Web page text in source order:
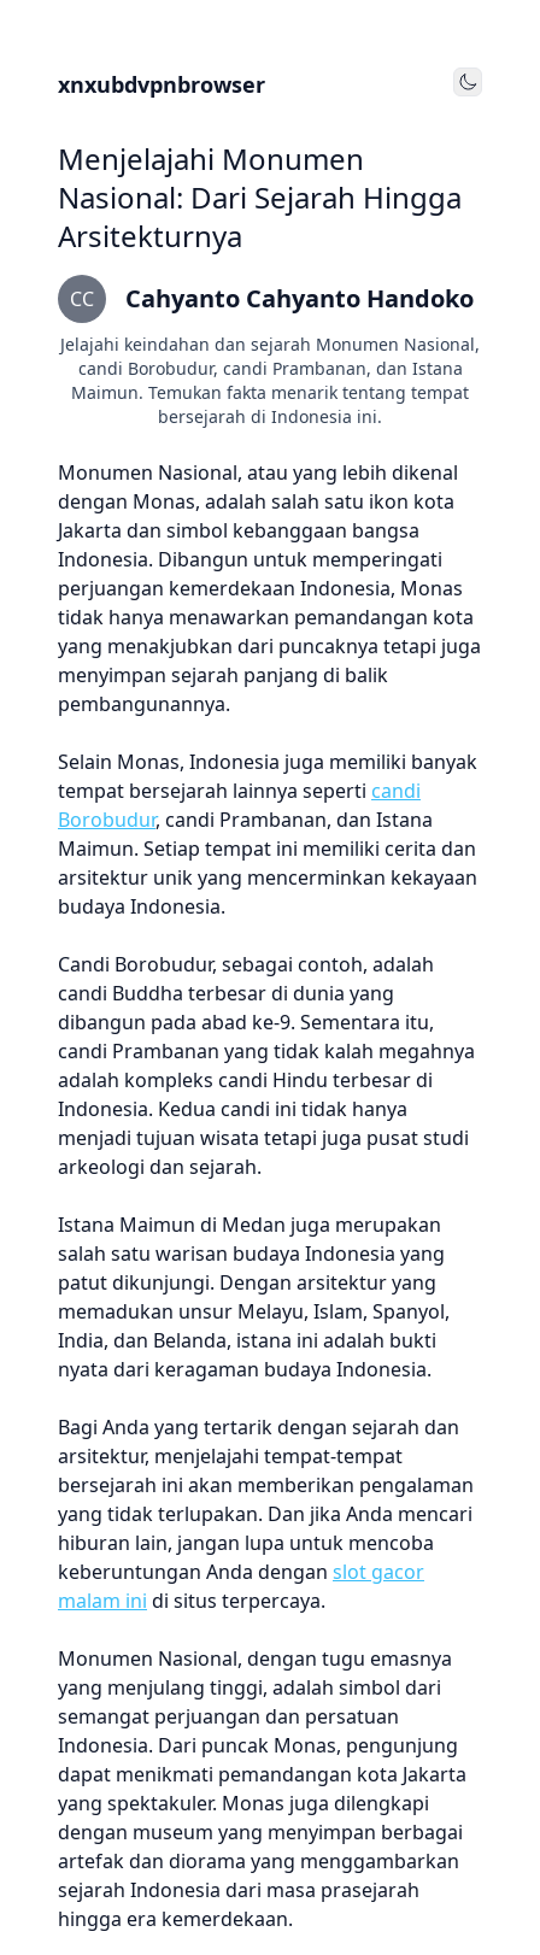
xnxubdvpnbrowser Toggle
Menjelajahi Monumen
Nasional: Dari Sejarah Hingga
Arsitekturnya
CC Cahyanto Cahyanto Handoko
Jelajahi keindahan dan sejarah Monumen Nasional,
candi Borobudur, candi Prambanan, dan Istana
Maimun. Temukan fakta menarik tentang tempat
bersejarah di Indonesia ini.
Monumen Nasional, atau yang lebih dikenal
dengan Monas, adalah salah satu ikon kota
Jakarta dan simbol kebanggaan bangsa
Indonesia. Dibangun untuk memperingati
perjuangan kemerdekaan Indonesia, Monas
tidak hanya menawarkan pemandangan kota
yang menakjubkan dari puncaknya tetapi juga
menyimpan sejarah panjang di balik
pembangunannya.
Selain Monas, Indonesia juga memiliki banyak
tempat bersejarah lainnya seperti candi
Borobudur, candi Prambanan, dan Istana
Maimun. Setiap tempat ini memiliki cerita dan
arsitektur unik yang mencerminkan kekayaan
budaya Indonesia.
Candi Borobudur, sebagai contoh, adalah
candi Buddha terbesar di dunia yang
dibangun pada abad ke-9. Sementara itu,
candi Prambanan yang tidak kalah megahnya
adalah kompleks candi Hindu terbesar di
Indonesia. Kedua candi ini tidak hanya
menjadi tujuan wisata tetapi juga pusat studi
arkeologi dan sejarah.
Istana Maimun di Medan juga merupakan
salah satu warisan budaya Indonesia yang
patut dikunjungi. Dengan arsitektur yang
memadukan unsur Melayu, Islam, Spanyol,
India, dan Belanda, istana ini adalah bukti
nyata dari keragaman budaya Indonesia.
Bagi Anda yang tertarik dengan sejarah dan
arsitektur, menjelajahi tempat-tempat
bersejarah ini akan memberikan pengalaman
yang tidak terlupakan. Dan jika Anda mencari
hiburan lain, jangan lupa untuk mencoba
keberuntungan Anda dengan slot gacor
malam ini di situs terpercaya.
Monumen Nasional, dengan tugu emasnya
yang menjulang tinggi, adalah simbol dari
semangat perjuangan dan persatuan
Indonesia. Dari puncak Monas, pengunjung
dapat menikmati pemandangan kota Jakarta
yang spektakuler. Monas juga dilengkapi
dengan museum yang menyimpan berbagai
artefak dan diorama yang menggambarkan
sejarah Indonesia dari masa prasejarah
hingga era kemerdekaan.